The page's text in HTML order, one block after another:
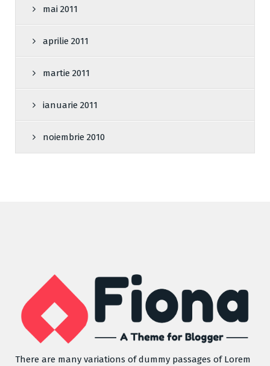
mai 2011
aprilie 2011
martie 2011
ianuarie 2011
noiembrie 2010
There are many variations of dummy passages of Lorem